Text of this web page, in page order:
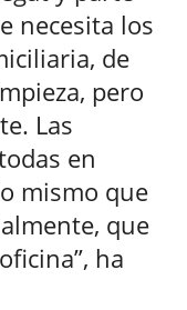
necesita los
de
pero
Las
en
mismo que
que
ha